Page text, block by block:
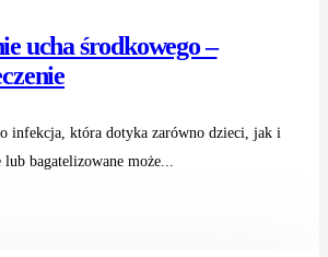
ucha środkowego –
infekcja, która dotyka zarówno dzieci, jak i
bagatelizowane może...